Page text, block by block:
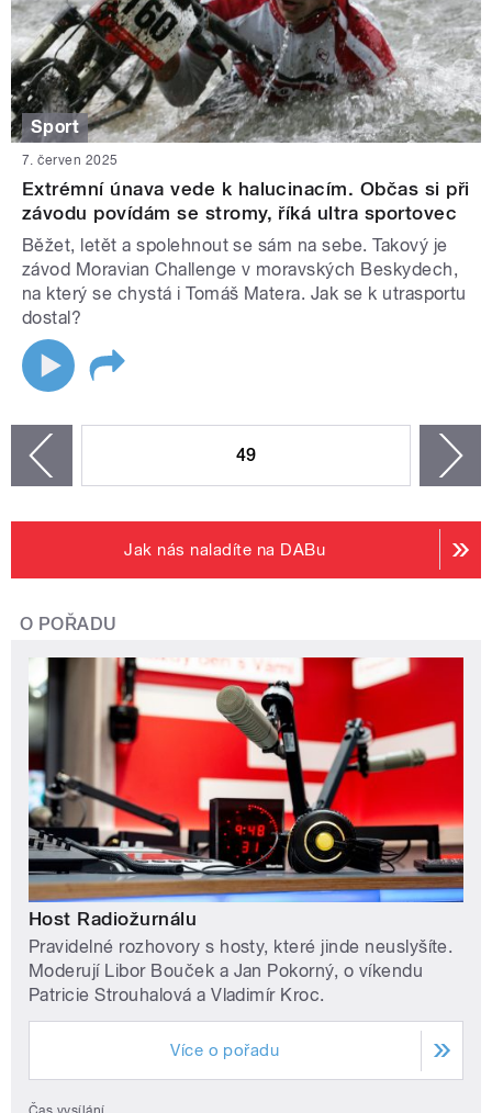
Sport
7. červen 2025
Extrémní únava vede k halucinacím. Občas si při
závodu povídám se stromy, říká ultra sportovec
Běžet, letět a spolehnout se sám na sebe. Takový je
závod Moravian Challenge v moravských Beskydech,
na který se chystá i Tomáš Matera. Jak se k utrasportu
dostal?
49
Jak nás naladíte na DABu
O POŘADU
Host Radiožurnálu
Pravidelné rozhovory s hosty, které jinde neuslyšíte.
Moderují Libor Bouček a Jan Pokorný, o víkendu
Patricie Strouhalová a Vladimír Kroc.
Více o pořadu